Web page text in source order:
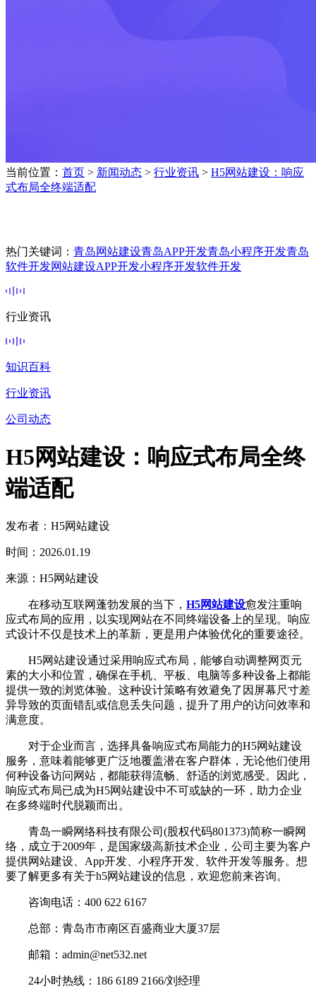
当前位置： 首页 > 新闻动态 > 行业资讯 > H5网站建设：响应
式布局全终端适配
热门关键词： 青岛网站建设青岛APP开发青岛小程序开发青岛
软件开发网站建设APP开发小程序开发软件开发
行业资讯
知识百科
行业资讯
公司动态
H5网站建设：响应式布局全终
端适配
发布者：H5网站建设
时间：2026.01.19
来源：H5网站建设
在移动互联网蓬勃发展的当下， H5网站建设愈发注重响
应式布局的应用，以实现网站在不同终端设备上的呈现。响应
式设计不仅是技术上的革新，更是用户体验优化的重要途径。
H5网站建设通过采用响应式布局，能够自动调整网页元
素的大小和位置，确保在手机、平板、电脑等多种设备上都能
提供一致的浏览体验。这种设计策略有效避免了因屏幕尺寸差
异导致的页面错乱或信息丢失问题，提升了用户的访问效率和
满意度。
对于企业而言，选择具备响应式布局能力的H5网站建设
服务，意味着能够更广泛地覆盖潜在客户群体，无论他们使用
何种设备访问网站，都能获得流畅、舒适的浏览感受。因此，
响应式布局已成为H5网站建设中不可或缺的一环，助力企业
在多终端时代脱颖而出。
青岛一瞬网络科技有限公司(股权代码801373)简称一瞬网
络，成立于2009年，是国家级高新技术企业，公司主要为客户
提供网站建设、App开发、小程序开发、软件开发等服务。想
要了解更多有关于h5网站建设的信息，欢迎您前来咨询。
咨询电话：400 622 6167
总部：青岛市市南区百盛商业大厦37层
邮箱：admin@net532.net
24小时热线：186 6189 2166/刘经理